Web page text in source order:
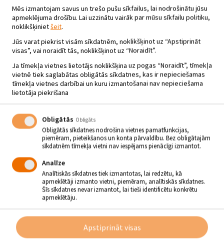
FILMAS “MĀTES PIENS” SEANSI
JĒKABPILS NOVADĀ
Jaunāko latviešu filmu “Mātes piens”, kas veidota pēc popluārā
rakstnieces Noras Ikstenas romāna “Mātes piens”, būs iespējams
noskatīties arī pie mums.
Izvēlies, kur un kad noskatīties šo jauno latviešu filmu.
JĒKABPILS TAUTAS NAMĀ
8.02., 9.02., 10.02. plkst. 18.00
PAPILDSEANSS 14.02. plkst. 18.00
Ieejas maksa 3€. Biļetes Jēkabpils Tautas nama kasē (Brīvības
ielā 45), kā arī pirms seansa.
AKNĪSTES PĀRVALDES ZĀLĒ
16.02. plkst. 18.00
Biļetes iespējams nopirkt pirms seansa.
BIRŽU TAUTAS NAMĀ
3.02. plkst. 14.30 un 18.00
Biļetes cena 3€. Biļetes Biržu Tautas namā.
SALAS TAUTAS NAMĀ
Mēs izmantojam savus un trešo pušu sīkfailus, lai nodrošinātu jūsu
apmeklējuma drošību. Lai uzzinātu vairāk par mūsu sīkfailu politiku,
noklikšķinietšeit.
Jūs varat piekrist visām sīkdatnēm, noklikšķinot uz “Apstiprināt
visas”, vai noraidīt tās, noklikšķinot uz “Noraidīt”.
Ja tīmekļa vietnes lietotājs noklikšķina uz pogas “Noraidīt”, tīmekļa
vietnē tiek saglabātas obligātās sīkdatnes, kas ir nepieciešamas
tīmekļa vietnes darbībai un kuru izmantošanai nav nepieciešama
lietotāja piekrišana
Obligātās Obligāts
Obligātās sīkdatnes nodrošina vietnes pamatfunkcijas,
piemēram, pieteikšanos un konta pārvaldību. Bez obligātajām
sīkdatnēm tīmekļa vietni nav iespējams pienācīgi izmantot.
Analīze
Analītiskās sīkdatnes tiek izmantotas, lai redzētu, kā
apmeklētāji izmanto vietni, piemēram, analītiskās sīkdatnes.
Šīs sīkdatnes nevar izmantot, lai tieši identificētu konkrētu
apmeklētāju.
Apstiprināt visas